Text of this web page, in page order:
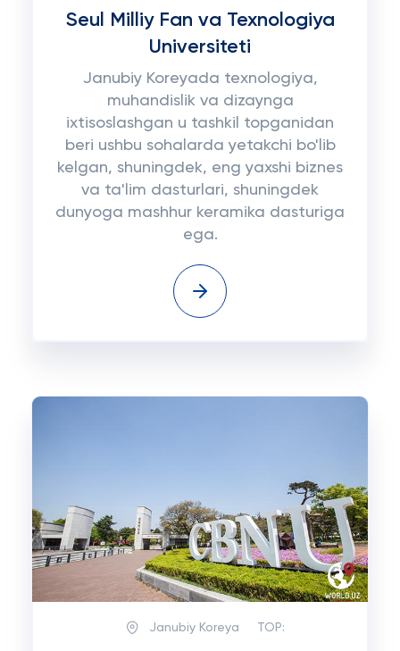
Seul Milliy Fan va Texnologiya
Universiteti
Janubiy Koreyada texnologiya,
muhandislik va dizaynga
ixtisoslashgan u tashkil topganidan
beri ushbu sohalarda yetakchi bo'lib
kelgan, shuningdek, eng yaxshi biznes
va ta'lim dasturlari, shuningdek
dunyoga mashhur keramika dasturiga
ega.
Janubiy Koreya TOP: